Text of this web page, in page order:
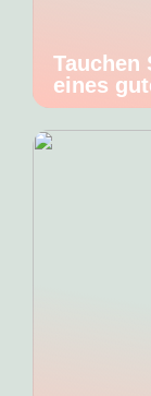
Tauchen
eines